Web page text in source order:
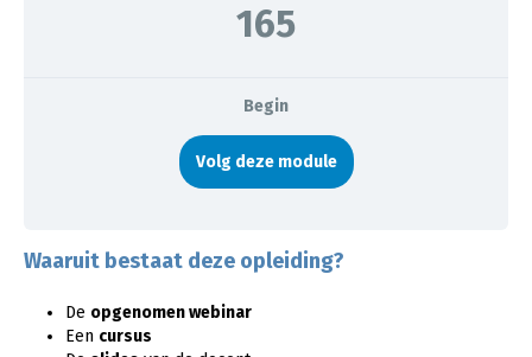
165
Begin
Volg deze module
Waaruit bestaat deze opleiding?
De opgenomen webinar
Een cursus